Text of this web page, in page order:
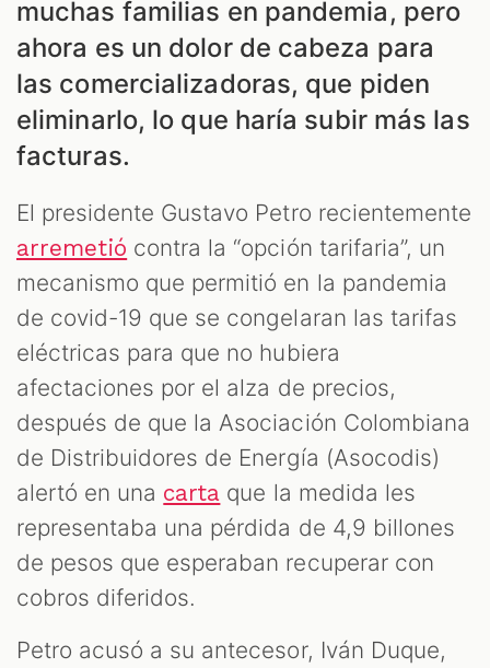
muchas familias en pandemia, pero
ahora es un dolor de cabeza para
las comercializadoras, que piden
eliminarlo, lo que haría subir más las
facturas.
El presidente Gustavo Petro recientemente
arremetió contra la “opción tarifaria”, un
mecanismo que permitió en la pandemia
de covid-19 que se congelaran las tarifas
eléctricas para que no hubiera
afectaciones por el alza de precios,
después de que la Asociación Colombiana
de Distribuidores de Energía (Asocodis)
alertó en una carta que la medida les
representaba una pérdida de 4,9 billones
de pesos que esperaban recuperar con
cobros diferidos.
Petro acusó a su antecesor, Iván Duque,